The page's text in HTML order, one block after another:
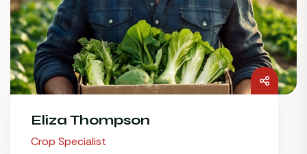
Eliza Thompson
Crop Specialist